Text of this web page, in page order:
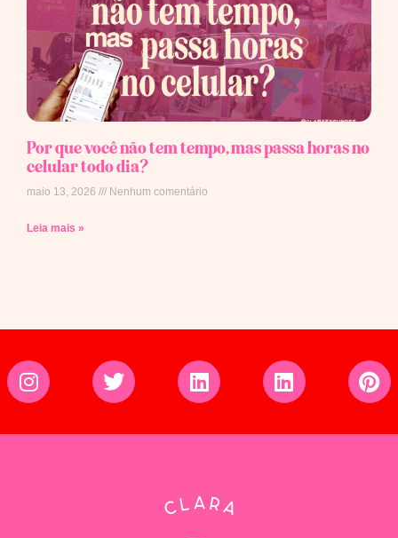
Por que você não tem tempo, mas passa horas no
celular todo dia?
maio 13, 2026 Nenhum comentário
Leia mais »